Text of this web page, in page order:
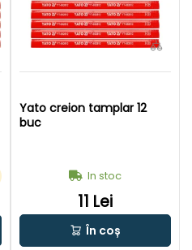
Yato creion tamplar 12
buc
In stoc
11 Lei
În coș